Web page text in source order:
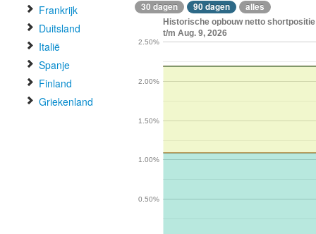
Frankrijk
Duitsland
Italië
Spanje
Finland
Griekenland
30 dagen 90 dagen alles
Historische opbouw netto shortpositie
t/m Aug. 9, 2026
0.50%
1.00%
1.50%
2.00%
2.50%